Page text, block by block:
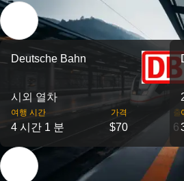
Deutsche Bahn
시외 열차
여행 시간
4 시간 1 분
가격
$70
출
6